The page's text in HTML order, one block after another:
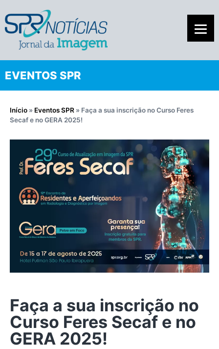
EVENTOS SPR
Início » Eventos SPR » Faça a sua inscrição no Curso Feres
Secaf e no GERA 2025!
Faça a sua inscrição no
Curso Feres Secaf e no
GERA 2025!